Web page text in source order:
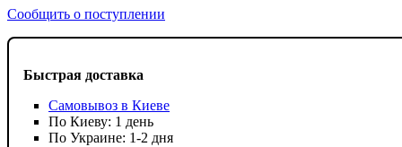
Быстрая доставка
Самовывоз в Киеве
По Киеву: 1 день
По Украине: 1-2 дня
Сообщить о поступлении